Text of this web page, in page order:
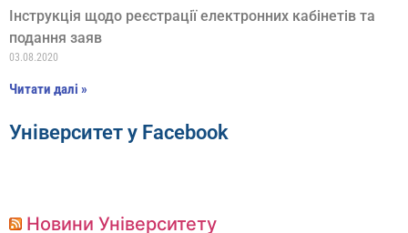
Інструкція щодо реєстрації електронних кабінетів та
подання заяв
03.08.2020
Читати далі »
Університет у Facebook
Новини Університету